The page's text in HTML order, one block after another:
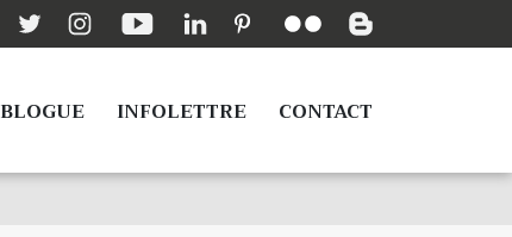
BLOGUE INFOLETTRE CONTACT